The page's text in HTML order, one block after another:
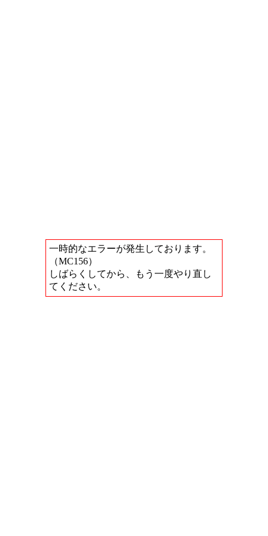
一時的なエラーが発生しております。
（MC156）
しばらくしてから、もう一度やり直し
てください。